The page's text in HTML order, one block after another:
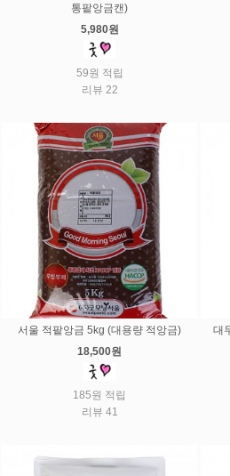
통팥앙금캔)
5,980원
59원 적립
리뷰 22
서울 적팥앙금 5kg (대용량 적앙금)
18,500원
185원 적립
리뷰 41
대